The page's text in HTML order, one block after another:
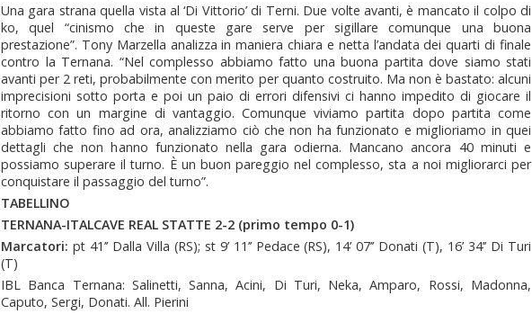
Una gara strana quella vista al ‘Di Vittorio’ di Terni. Due volte avanti, è mancato il colpo di
ko, quel “cinismo che in queste gare serve per sigillare comunque una buona
prestazione”. Tony Marzella analizza in maniera chiara e netta l’andata dei quarti di finale
contro la Ternana. “Nel complesso abbiamo fatto una buona partita dove siamo stati
avanti per 2 reti, probabilmente con merito per quanto costruito. Ma non è bastato: alcuni
imprecisioni sotto porta e poi un paio di errori difensivi ci hanno impedito di giocare il
ritorno con un margine di vantaggio. Comunque viviamo partita dopo partita come
abbiamo fatto fino ad ora, analizziamo ciò che non ha funzionato e miglioriamo in quei
dettagli che non hanno funzionato nella gara odierna. Mancano ancora 40 minuti e
possiamo superare il turno. È un buon pareggio nel complesso, sta a noi migliorarci per
conquistare il passaggio del turno”.
TABELLINO
TERNANA-ITALCAVE REAL STATTE 2-2 (primo tempo 0-1)
Marcatori: pt 41’’ Dalla Villa (RS); st 9’ 11’’ Pedace (RS), 14’ 07’’ Donati (T), 16’ 34’’ Di Turi
(T)
IBL Banca Ternana: Salinetti, Sanna, Acini, Di Turi, Neka, Amparo, Rossi, Madonna,
Caputo, Sergi, Donati. All. Pierini